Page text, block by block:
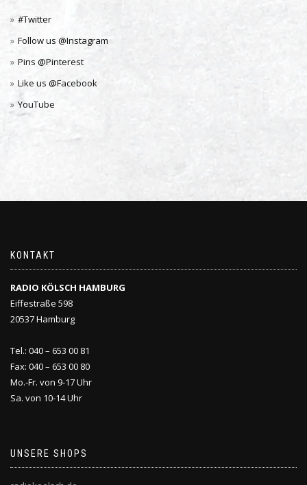
#Twitter
Follow us @Instagram
Pins @Pinterest
Like us @Facebook
YouTube
KONTAKT
RADIO KÖLSCH HAMBURG
Eiffestraße 598
20537 Hamburg
Tel.: 040 – 653 00 81
Fax: 040 – 653 00 80
Mo.-Fr. von 9-17 Uhr
Sa. von 10-14 Uhr
UNSERE SHOPS